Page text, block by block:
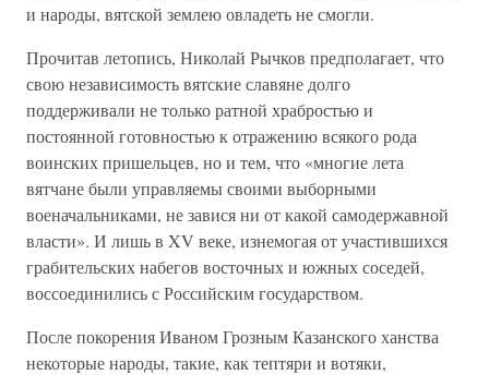
и народы, вятской землею овладеть не смогли.
Прочитав летопись, Николай Рычков предполагает, что
свою независимость вятские славяне долго
поддерживали не только ратной храбростью и
постоянной готовностью к отражению всякого рода
воинских пришельцев, но и тем, что «многие лета
вятчане были управляемы своими выборными
военачальниками, не завися ни от какой самодержавной
власти». И лишь в XV веке, изнемогая от участившихся
грабительских набегов восточных и южных соседей,
воссоединились с Российским государством.
После покорения Иваном Грозным Казанского ханства
некоторые народы, такие, как тептяри и вотяки,